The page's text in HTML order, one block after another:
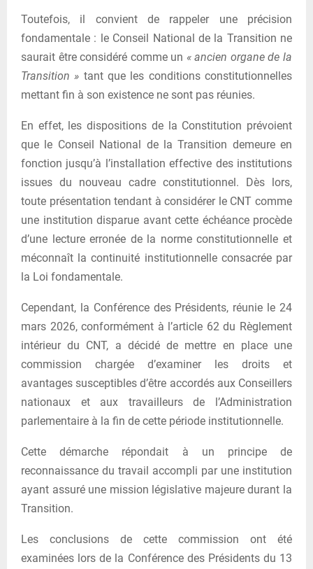
Toutefois, il convient de rappeler une précision
fondamentale : le Conseil National de la Transition ne
saurait être considéré comme un « ancien organe de la
Transition » tant que les conditions constitutionnelles
mettant fin à son existence ne sont pas réunies.
En effet, les dispositions de la Constitution prévoient
que le Conseil National de la Transition demeure en
fonction jusqu’à l’installation effective des institutions
issues du nouveau cadre constitutionnel. Dès lors,
toute présentation tendant à considérer le CNT comme
une institution disparue avant cette échéance procède
d’une lecture erronée de la norme constitutionnelle et
méconnaît la continuité institutionnelle consacrée par
la Loi fondamentale.
Cependant, la Conférence des Présidents, réunie le 24
mars 2026, conformément à l’article 62 du Règlement
intérieur du CNT, a décidé de mettre en place une
commission chargée d’examiner les droits et
avantages susceptibles d’être accordés aux Conseillers
nationaux et aux travailleurs de l’Administration
parlementaire à la fin de cette période institutionnelle.
Cette démarche répondait à un principe de
reconnaissance du travail accompli par une institution
ayant assuré une mission législative majeure durant la
Transition.
Les conclusions de cette commission ont été
examinées lors de la Conférence des Présidents du 13